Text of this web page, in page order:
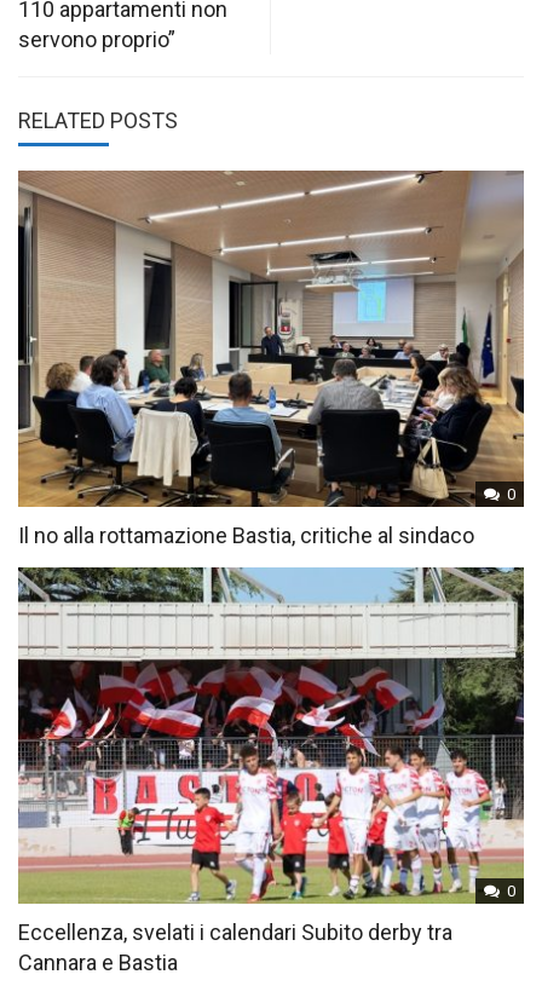
110 appartamenti non
servono proprio”
RELATED POSTS
0
Il no alla rottamazione Bastia, critiche al sindaco
0
Eccellenza, svelati i calendari Subito derby tra
Cannara e Bastia